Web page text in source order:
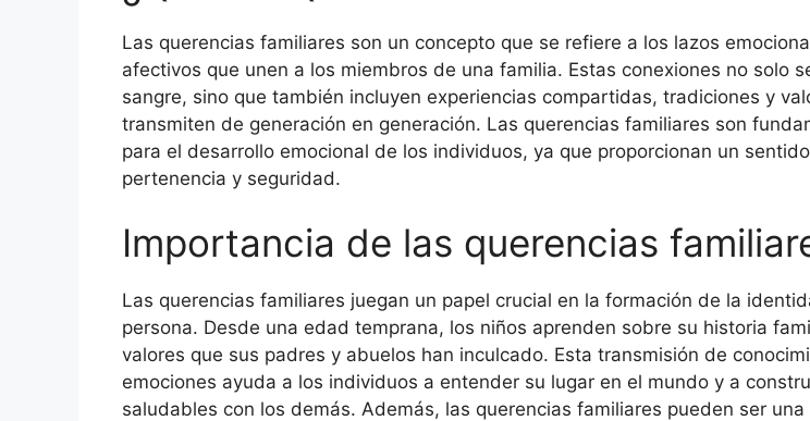
Las querencias familiares son un concepto que se refiere a los lazos
afectivos que unen a los miembros de una familia. Estas conexiones no solo
sangre, sino que también incluyen experiencias compartidas, tradiciones y
transmiten de generación en generación. Las querencias familiares son
para el desarrollo emocional de los individuos, ya que proporcionan un
pertenencia y seguridad.
Importancia de las querencias
Las querencias familiares juegan un papel crucial en la formación de la
persona. Desde una edad temprana, los niños aprenden sobre su historia
valores que sus padres y abuelos han inculcado. Esta transmisión de
emociones ayuda a los individuos a entender su lugar en el mundo y a
saludables con los demás. Además, las querencias familiares pueden ser